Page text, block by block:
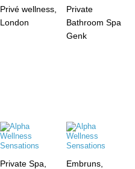
Privé wellness,
London
Private
Bathroom Spa
Genk
Private Spa,
Embruns,